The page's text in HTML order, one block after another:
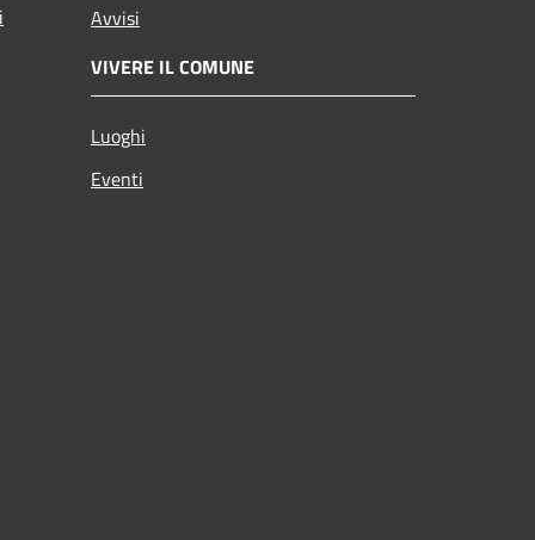
Avvisi
VIVERE IL COMUNE
Luoghi
Eventi